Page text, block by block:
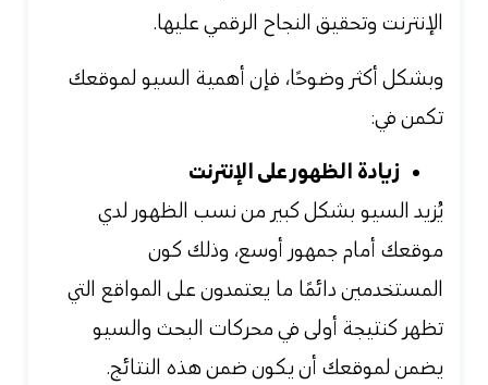
الإنترنت وتحقيق النجاح الرقمي عليها.
وبشكل أكثر وضوحًا، فإن أهمية السيو لموقعك
تكمن في:
زيادة الظهور على الإنترنت
يُزيد السيو بشكل كبير من نسب الظهور لدي
موقعك أمام جمهور أوسع، وذلك كون
المستخدمين دائمًا ما يعتمدون على المواقع التي
تظهر كنتيجة أولى في محركات البحث والسيو
يضمن لموقعك أن يكون ضمن هذه النتائج.